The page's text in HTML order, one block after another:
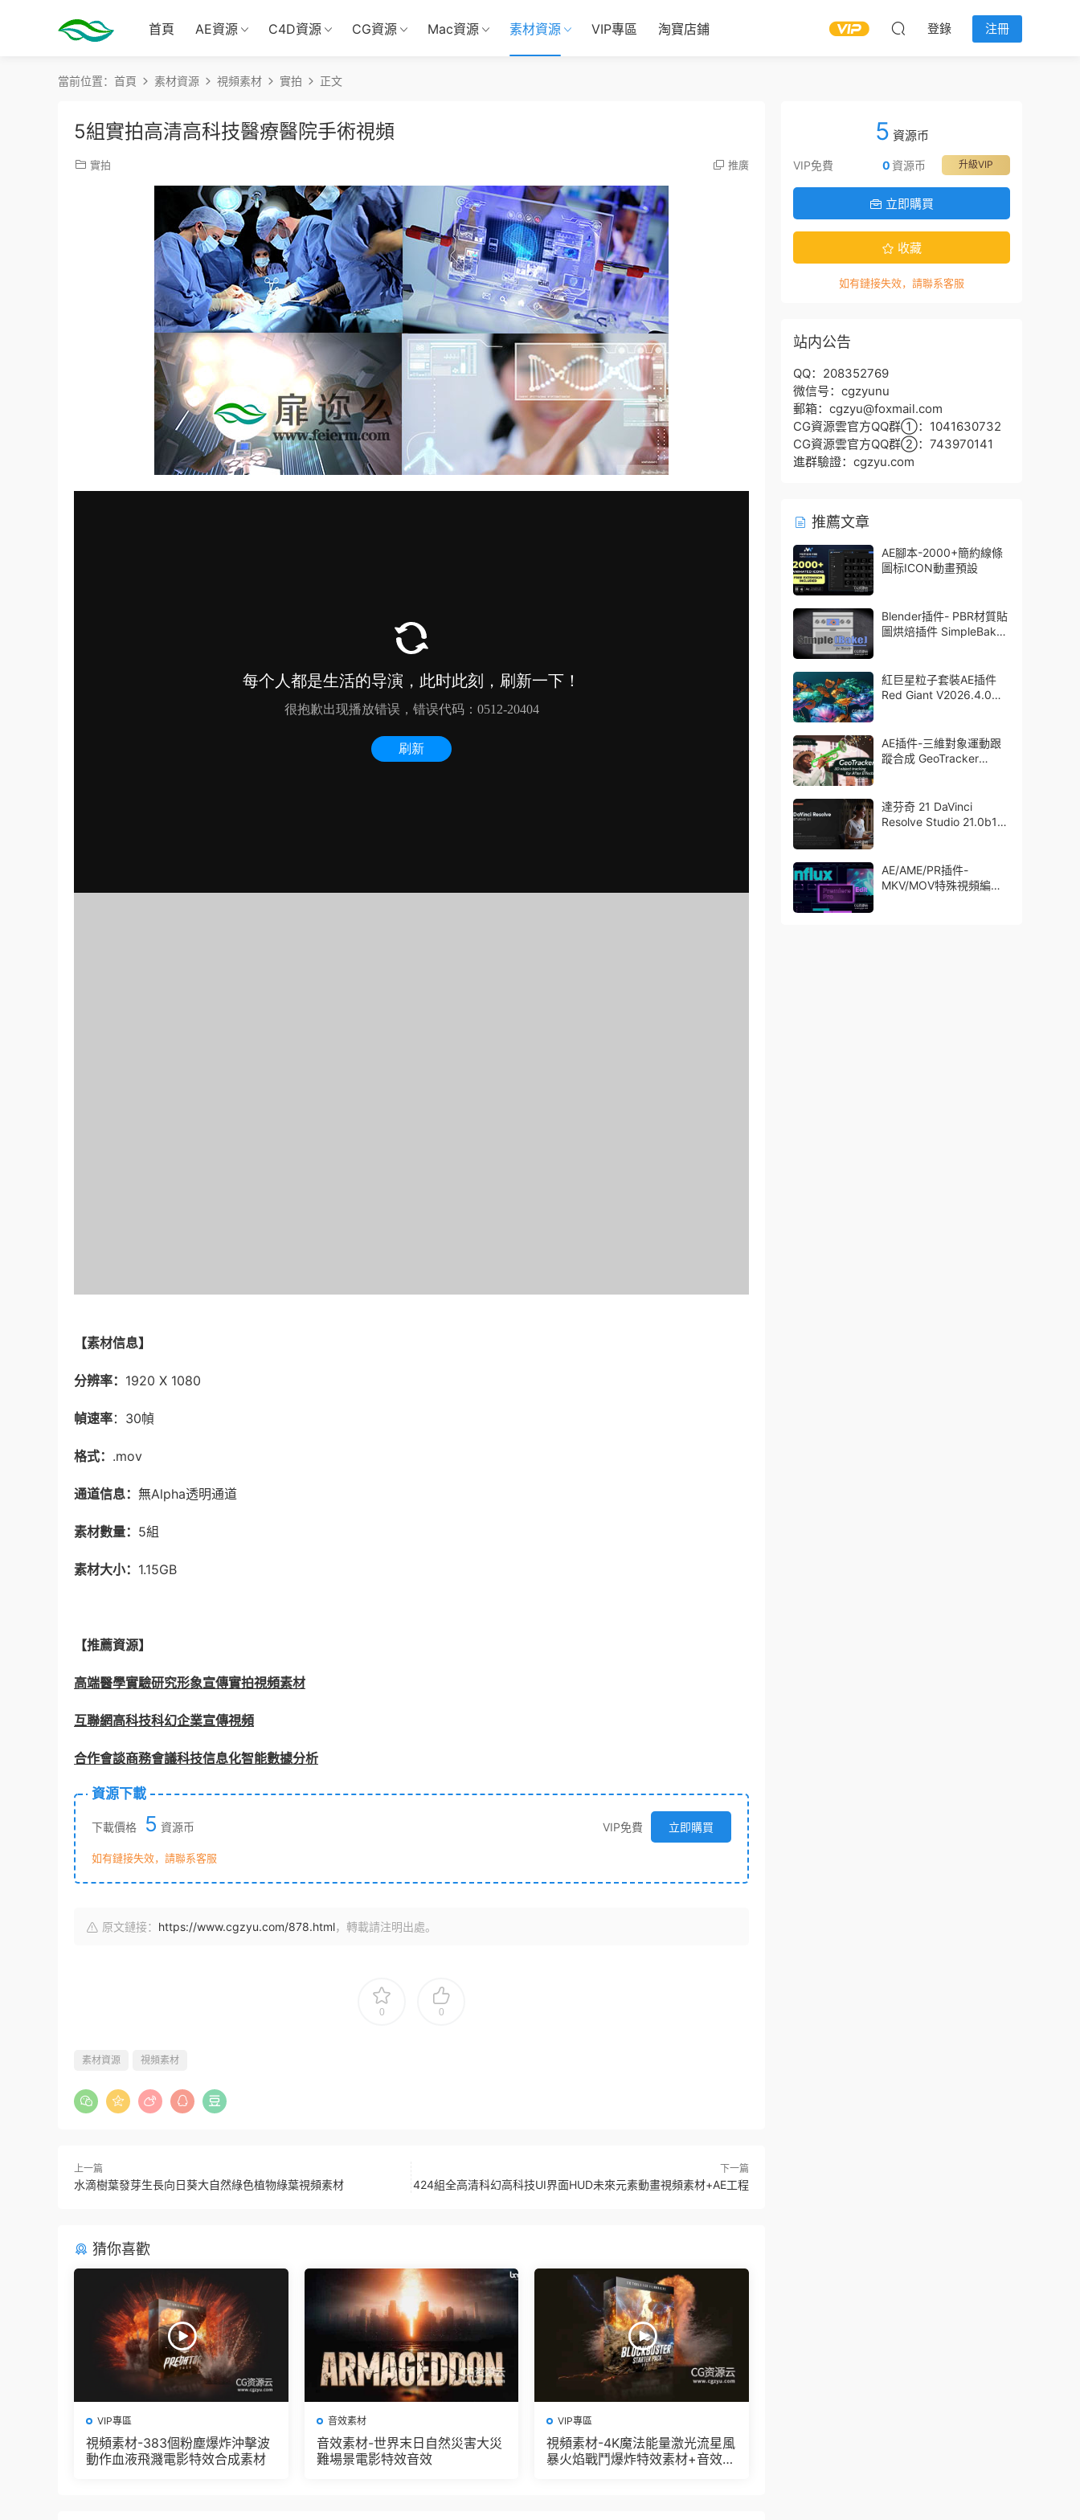
首頁 AE資源 C4D資源 CG資源 Mac資源 素材資源 VIP專區 淘寶店鋪 登錄 注冊
當前位置： 首頁 素材資源 視頻素材 實拍 正文
5組實拍高清高科技醫療醫院手術視頻
實拍 推廣
【素材信息】
分辨率： 1920 X 1080
幀速率：30幀
格式： .mov
通道信息： 無Alpha透明通道
素材數量： 5組
素材大小： 1.15GB
【推薦資源】
高端醫學實驗研究形象宣傳實拍視頻素材
互聯網高科技科幻企業宣傳視頻
合作會談商務會議科技信息化智能數據分析
資源下載
下載價格 5 資源币 VIP免費 立即購買
如有鏈接失效，請聯系客服
原文鏈接： https://www.cgzyu.com/878.html，轉載請注明出處。
0 0
素材資源 視頻素材
上一篇
水滴樹葉發芽生長向日葵大自然綠色植物綠葉視頻素材
下一篇
424組全高清科幻高科技UI界面HUD未來元素動畫視頻素材+AE工程
猜你喜歡
VIP專區
視頻素材-383個粉塵爆炸沖擊波
動作血液飛濺電影特效合成素材
音效素材
音效素材-世界末日自然災害大災
難場景電影特效音效
VIP專區
視頻素材-4K魔法能量激光流星風
暴火焰戰鬥爆炸特效素材+音效V
5 資源币
VIP免費 升級VIP
0 資源币
立即購買
收藏
如有鏈接失效，請聯系客服
站内公告
QQ：208352769
微信号：cgzyunu
郵箱：cgzyu@foxmail.com
CG資源雲官方QQ群①：1041630732
CG資源雲官方QQ群②：743970141
進群驗證：cgzyu.com
推薦文章
AE腳本-2000+簡約線條
圖标ICON動畫預設
Blender插件- PBR材質貼
圖烘焙插件 SimpleBake
紅巨星粒子套裝AE插件
Red Giant V2026.4.0
Bullet + VFX Suit
AE插件-三維對象運動跟
蹤合成 GeoTracker
達芬奇 21 DaVinci
Resolve Studio 21.0b1
AE/AME/PR插件-
MKV/MOV特殊視頻編碼